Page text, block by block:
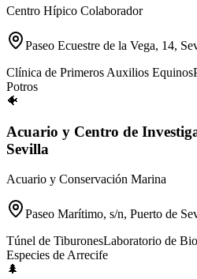
Centro Hípico Colaborador
Paseo Ecuestre de la Vega, 14,
Clínica de Primeros Auxilios Equinos
Potros
🐠
Acuario y Centro de
Sevilla
Acuario y Conservación Marina
Paseo Marítimo, s/n, Puerto de
Túnel de TiburonesLaboratorio de
Especies de Arrecife
🌲